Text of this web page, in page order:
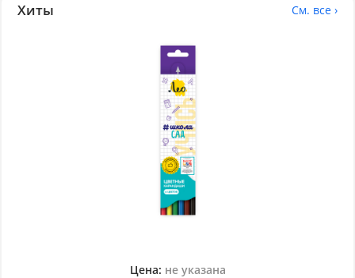
Хиты См. все ›
Цена: не указана